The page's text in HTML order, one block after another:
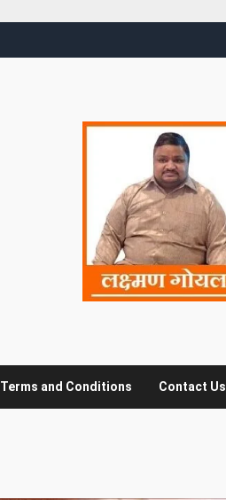
Terms and Conditions Contact Us